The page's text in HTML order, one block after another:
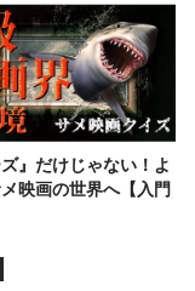
ズ』だけじゃない！よ
映画の世界へ【入門